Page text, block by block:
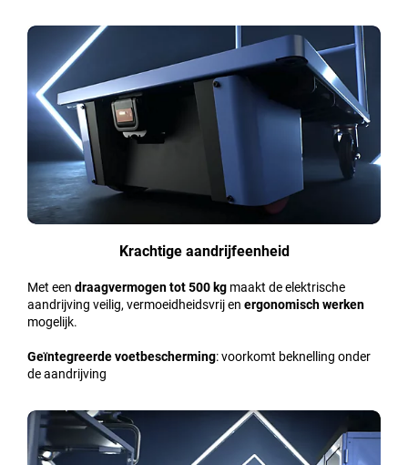
Krachtige aandrijfeenheid
Met een draagvermogen tot 500 kg maakt de elektrische
aandrijving veilig, vermoeidheidsvrij en ergonomisch werken
mogelijk.
Geïntegreerde voetbescherming: voorkomt beknelling onder
de aandrijving